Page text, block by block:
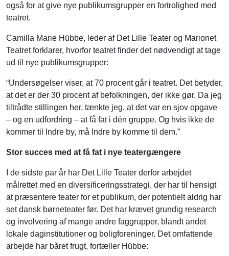
også for at give nye publikumsgrupper en fortrolighed med
teatret.
Camilla Marie Hübbe, leder af Det Lille Teater og Marionet
Teatret forklarer, hvorfor teatret finder det nødvendigt at tage
ud til nye publikumsgrupper:
“Undersøgelser viser, at 70 procent går i teatret. Det betyder,
at det er der 30 procent af befolkningen, der ikke gør. Da jeg
tiltrådte stillingen her, tænkte jeg, at det var en sjov opgave
– og en udfordring – at få fat i dén gruppe. Og hvis ikke de
kommer til Indre by, må Indre by komme til dem.”
Stor succes med at få fat i nye teatergængere
I de sidste par år har Det Lille Teater derfor arbejdet
målrettet med en diversificeringsstrategi, der har til hensigt
at præsentere teater for et publikum, der potentielt aldrig har
set dansk børneteater før. Det har krævet grundig research
og involvering af mange andre faggrupper, blandt andet
lokale daginstitutioner og boligforeninger. Det omfattende
arbejde har båret frugt, fortæller Hübbe: